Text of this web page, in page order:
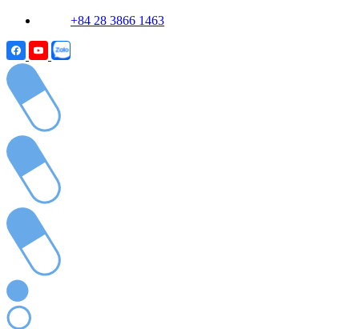
+84 28 3866 1463